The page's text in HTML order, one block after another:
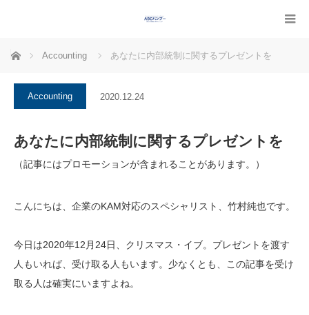
ホーム Accounting あなたに内部統制に関するプレゼントを
Accounting 2020.12.24
あなたに内部統制に関するプレゼントを
（記事にはプロモーションが含まれることがあります。）
こんにちは、企業のKAM対応のスペシャリスト、竹村純也です。
今日は2020年12月24日、クリスマス・イブ。プレゼントを渡す
人もいれば、受け取る人もいます。少なくとも、この記事を受け
取る人は確実にいますよね。